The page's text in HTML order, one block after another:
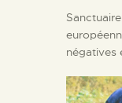
négatives